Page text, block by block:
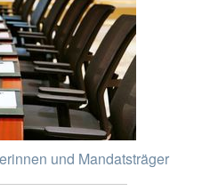
und Mandatsträger